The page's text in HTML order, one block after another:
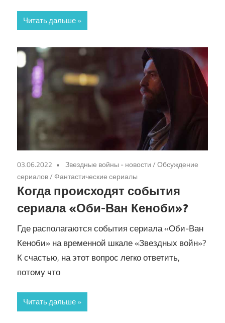
Читать дальше
03.06.2022 Звездные войны - новости/Обсуждение
сериалов/ Фантастические сериалы
Когда происходят события
сериала «Оби-Ван Кеноби»?
Где располагаются события сериала «Оби-Ван
Кеноби» на временной шкале «Звездных войн»?
К счастью, на этот вопрос легко ответить,
потому что
Читать дальше